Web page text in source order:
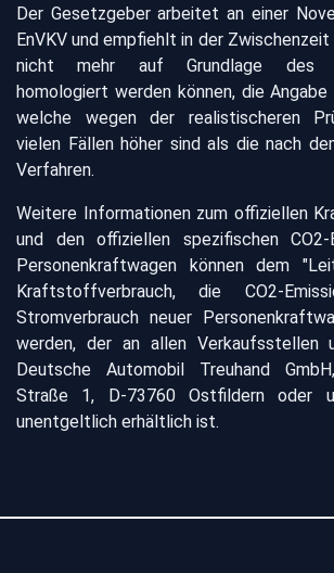
Der Gesetzgeber arbeitet an einer
EnVKV und empfiehlt in der
nicht mehr auf Grundlage des
homologiert werden können, die
welche wegen der realistischeren
vielen Fällen höher sind als die nach
Verfahren.
Weitere Informationen zum offiziellen
und den offiziellen spezifischen CO2-
Personenkraftwagen können dem
Kraftstoffverbrauch, die CO2-
Stromverbrauch neuer
werden, der an allen Verkaufsstellen
Deutsche Automobil Treuhand
Straße 1, D-73760 Ostfildern oder
unentgeltlich erhältlich ist.